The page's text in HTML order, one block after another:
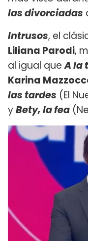
las divorciadas
Intrusos, el
Liliana Parodi,
al igual queA la
Karina
las tardes (El
yBety, la fea